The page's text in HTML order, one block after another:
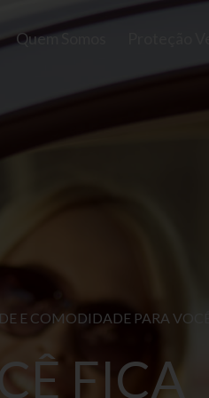
Quem Somos
E COMODIDADE PARA VOCÊ!
FICA